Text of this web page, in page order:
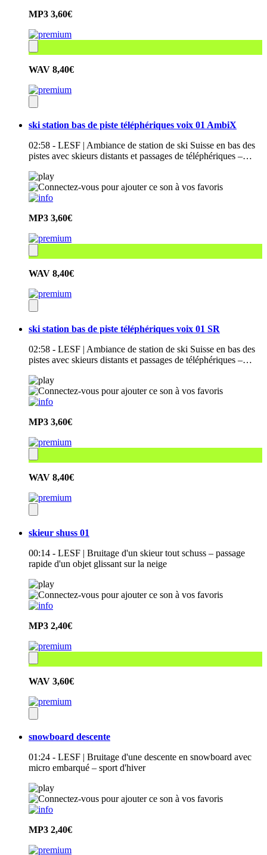
MP3 3,60€
WAV 8,40€
ski station bas de piste téléphériques voix 01 AmbiX
02:58 - LESF | Ambiance de station de ski Suisse en bas des
pistes avec skieurs distants et passages de téléphériques –…
MP3 3,60€
WAV 8,40€
ski station bas de piste téléphériques voix 01 SR
02:58 - LESF | Ambiance de station de ski Suisse en bas des
pistes avec skieurs distants et passages de téléphériques –…
MP3 3,60€
WAV 8,40€
skieur shuss 01
00:14 - LESF | Bruitage d'un skieur tout schuss – passage
rapide d'un objet glissant sur la neige
MP3 2,40€
WAV 3,60€
snowboard descente
01:24 - LESF | Bruitage d'une descente en snowboard avec
micro embarqué – sport d'hiver
MP3 2,40€